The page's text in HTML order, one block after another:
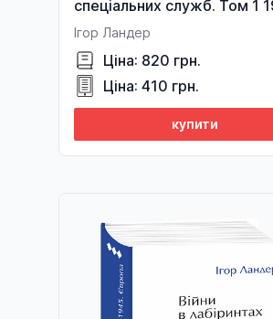
спеціальних служб. Том 1
1930
Ігор Ландер
Ціна: 820 грн.
Ціна: 410 грн.
купити